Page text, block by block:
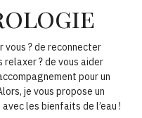
vous ? de reconnecter
? de vous aider
pour un
je vous propose un
les bienfaits de l’eau !